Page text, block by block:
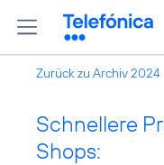
Zurück zu Archiv 2024
Schnellere
Shops: